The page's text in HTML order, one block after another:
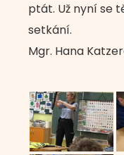
ptát. Už nyní se
setkání.
Mgr. Hana